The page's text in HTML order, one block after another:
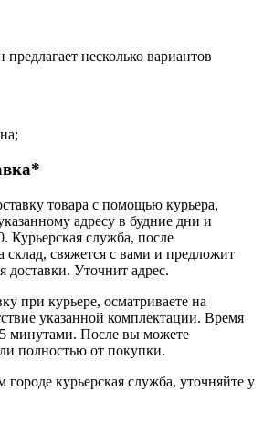
несколько вариантов
товара с помощью курьера,
адресу в будние дни и
Курьерская служба, после
склад, свяжется с вами и предложит
доставки. Уточнит адрес.
при курьере, осматриваете на
указанной комплектации. Время
минутами. После вы можете
полностью от покупки.
курьерская служба, уточняйте у